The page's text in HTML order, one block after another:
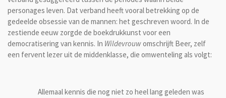
personages leven. Dat verband heeft vooral betrekking op de
gedeelde obsessie van de mannen: het geschreven woord. In de
zestiende eeuw zorgde de boekdrukkunst voor een
democratisering van kennis. In Wildevrouwomschrijft Beer, zelf
een fervent lezer uit de middenklasse, die omwenteling als volgt:
Allemaal kennis die nog niet zo heel lang geleden was